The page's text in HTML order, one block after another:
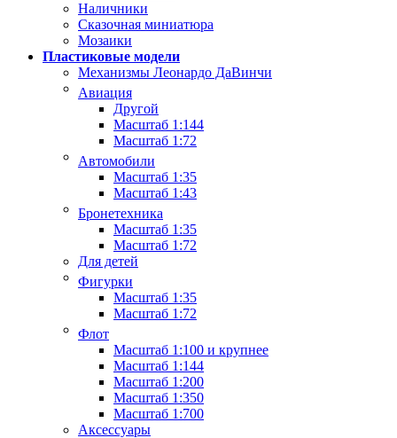
Наличники
Сказочная миниатюра
Мозаики
Пластиковые модели
Механизмы Леонардо ДаВинчи
Авиация
Другой
Масштаб 1:144
Масштаб 1:72
Автомобили
Масштаб 1:35
Масштаб 1:43
Бронетехника
Масштаб 1:35
Масштаб 1:72
Для детей
Фигурки
Масштаб 1:35
Масштаб 1:72
Флот
Масштаб 1:100 и крупнее
Масштаб 1:144
Масштаб 1:200
Масштаб 1:350
Масштаб 1:700
Аксессуары